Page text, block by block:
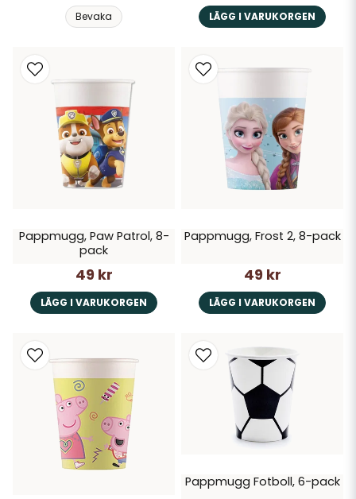
Bevaka LÄGG I VARUKORGEN
Pappmugg, Paw Patrol, 8-
pack
49 kr
LÄGG I VARUKORGEN
Pappmugg, Frost 2, 8-pack
49 kr
LÄGG I VARUKORGEN
Pappmugg Fotboll, 6-pack